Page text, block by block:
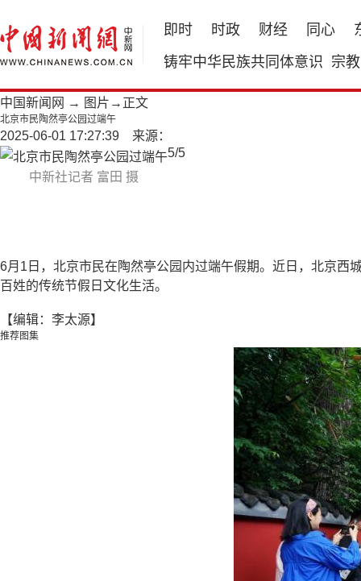
即时 时政 财经 同心
铸牢中华民族共同体意识 宗教
中国新闻网 → 图片 →正文
北京市民陶然亭公园过端午
2025-06-01 17:27:39 来源：
中新社记者 富田 摄
5/5
6月1日，北京市民在陶然亭公园内过端午假期。近日，北京西
百姓的传统节假日文化生活。
【编辑：李太源】
推荐图集